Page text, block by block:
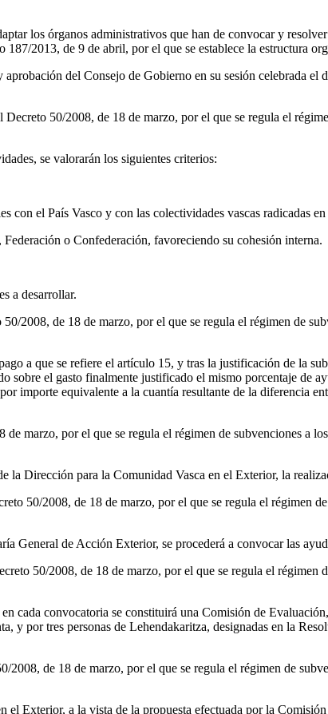
los órganos administrativos que han de convocar y
2013, de 9 de abril, por el que se establece la estructura
del Consejo de Gobierno en su sesión celebrada el
50/2008, de 18 de marzo, por el que se regula el
se valorarán los siguientes criterios:
con el País Vasco y con las colectividades vascas radicadas
o Confederación, favoreciendo su cohesión interna.
a desarrollar.
2008, de 18 de marzo, por el que se regula el régimen de
a que se refiere el artículo 15, y tras la justificación de la
sobre el gasto finalmente justificado el mismo porcentaje de
importe equivalente a la cuantía resultante de la diferencia
marzo, por el que se regula el régimen de subvenciones a
la Dirección para la Comunidad Vasca en el Exterior, la
50/2008, de 18 de marzo, por el que se regula el régimen
General de Acción Exterior, se procederá a convocar las
50/2008, de 18 de marzo, por el que se regula el régimen
cada convocatoria se constituirá una Comisión de
y por tres personas de Lehendakaritza, designadas en la
de 18 de marzo, por el que se regula el régimen de
Exterior, a la vista de la propuesta efectuada por la